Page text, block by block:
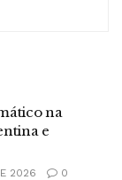
na
e
2026 0